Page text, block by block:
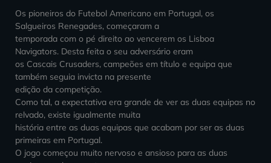
Os pioneiros do Futebol Americano em Portugal, os
Salgueiros Renegades, começaram a
temporada com o pé direito ao vencerem os Lisboa
Navigators. Desta feita o seu adversário eram
os Cascais Crusaders, campeões em título e equipa que
também seguia invicta na presente
edição da competição.
Como tal, a expectativa era grande de ver as duas equipas no
relvado, existe igualmente muita
história entre as duas equipas que acabam por ser as duas
primeiras em Portugal.
O jogo começou muito nervoso e ansioso para as duas